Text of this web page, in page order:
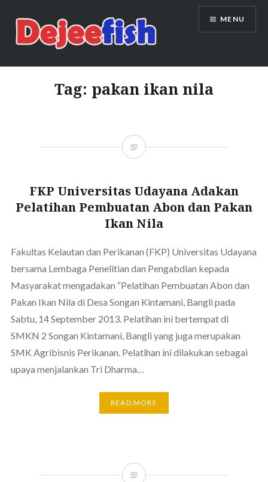
content
DEJEEFISH | PRODUSEN BENIH
IKAN BERKUALITAS INDONESIA
MENU
Tag: pakan ikan nila
FKP Universitas Udayana Adakan
Pelatihan Pembuatan Abon dan Pakan
Ikan Nila
Fakultas Kelautan dan Perikanan (FKP) Universitas Udayana
bersama Lembaga Penelitian dan Pengabdian kepada
Masyarakat mengadakan “Pelatihan Pembuatan Abon dan
Pakan Ikan Nila di Desa Songan Kintamani, Bangli pada
Sabtu, 14 September 2013. Pelatihan ini bertempat di
SMKN 2 Songan Kintamani, Bangli yang juga merupakan
SMK Agribisnis Perikanan. Pelatihan ini dilakukan sebagai
upaya menjalankan Tri Dharma…
READ MORE